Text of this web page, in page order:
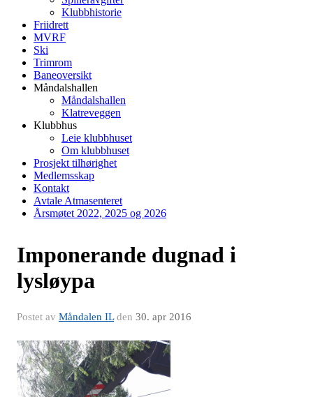
Klubbhistorie
Friidrett
MVRF
Ski
Trimrom
Baneoversikt
Måndalshallen
Måndalshallen
Klatreveggen
Klubbhus
Leie klubbhuset
Om klubbhuset
Prosjekt tilhørighet
Medlemsskap
Kontakt
Avtale Atmasenteret
Årsmøtet 2022, 2025 og 2026
Imponerande dugnad i
lysløypa
Postet av Måndalen ILden 30. apr 2016